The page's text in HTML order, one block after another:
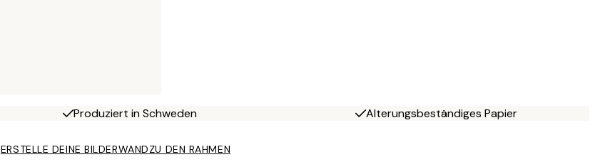
Produziert in Schweden Alterungsbeständiges Papier
ERSTELLE DEINE BILDERWANDZU DEN RAHMEN